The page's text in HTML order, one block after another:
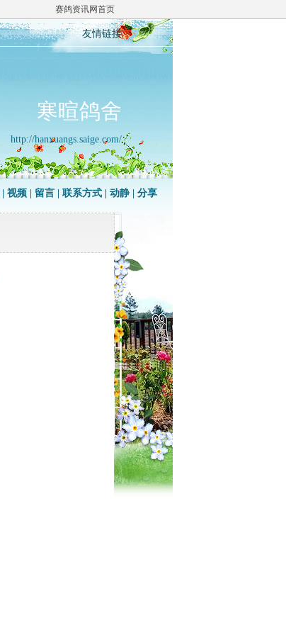
赛鸽资讯网首页
友情链接
寒暄鸽舍
http://hanxuangs.saige.com/
视频 留言 联系方式 动静 分享